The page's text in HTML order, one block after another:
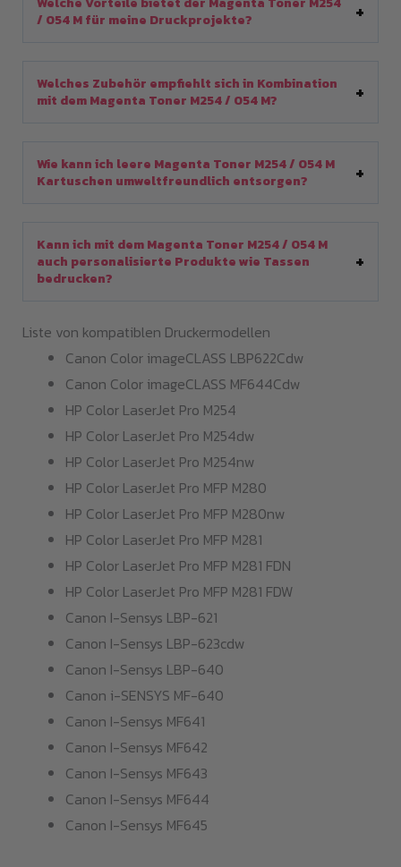
/ 054 M für meine Druckprojekte?
Welches Zubehör empfiehlt sich in Kombination
mit dem Magenta Toner M254 / 054 M?
Wie kann ich leere Magenta Toner M254 / 054 M
Kartuschen umweltfreundlich entsorgen?
Kann ich mit dem Magenta Toner M254 / 054 M
auch personalisierte Produkte wie Tassen
bedrucken?
Liste von kompatiblen Druckermodellen
Canon Color imageCLASS LBP622Cdw
Canon Color imageCLASS MF644Cdw
HP Color LaserJet Pro M254
HP Color LaserJet Pro M254dw
HP Color LaserJet Pro M254nw
HP Color LaserJet Pro MFP M280
HP Color LaserJet Pro MFP M280nw
HP Color LaserJet Pro MFP M281
HP Color LaserJet Pro MFP M281 FDN
HP Color LaserJet Pro MFP M281 FDW
Canon I-Sensys LBP-621
Canon I-Sensys LBP-623cdw
Canon I-Sensys LBP-640
Canon i-SENSYS MF-640
Canon I-Sensys MF641
Canon I-Sensys MF642
Canon I-Sensys MF643
Canon I-Sensys MF644
Canon I-Sensys MF645